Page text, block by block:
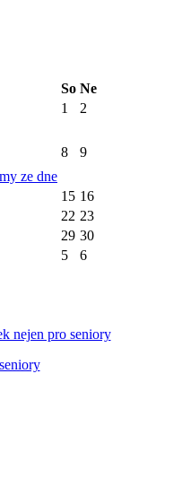
So Ne
1 2
ze dne
8 9
15 16
22 23
29 30
5 6
nejen pro seniory